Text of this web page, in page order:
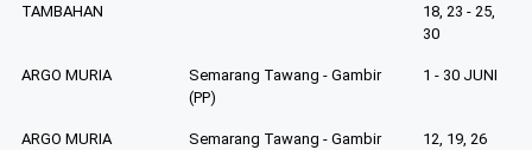
TAMBAHAN
18, 23 - 25,
30
ARGO MURIA
Semarang Tawang - Gambir
(PP)
1 - 30 JUNI
ARGO MURIA
Semarang Tawang - Gambir 12, 19, 26